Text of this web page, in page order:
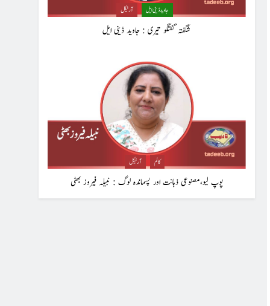
آرٹیکل جاوید ڈینی ایل
شگفتہ گفتگو تیری : جاوید ڈینی ایل
آرٹیکل کالم
پوپ لیو،مصنوعی ذہانت اور پسماندہ لوگ : نبیلہ فیروز بھٹی